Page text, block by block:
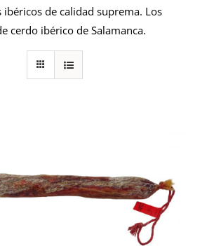
de calidad suprema. Los
cerdo ibérico de Salamanca.